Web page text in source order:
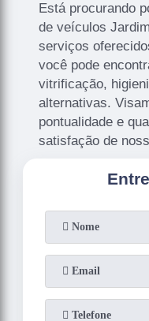
Está procurando
de veículos
serviços
você pode
vitrificação,
alternativas.
pontualidade e
satisfação de